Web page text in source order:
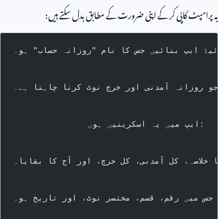
کاپی کر کے اپنی ضرورت کے مطابق بدل سکتے ہیں:
بنائیں جس کا نام "روزانہ حساب" ہو۔
آمدنی اور خرچ نوٹ کرنا چاہتا ہے۔
کل آمدنی، کل خرچ، اور آج کا بقایا۔
رقم، قسم، مختصر نوٹ، اور تاریخ ہو۔